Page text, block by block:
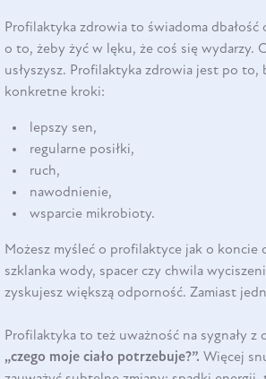
Profilaktyka zdrowia to świadoma
o to, żeby żyć w lęku, że coś się wydarzy.
usłyszysz. Profilaktyka zdrowia jest po to,
konkretne kroki:
lepszy sen,
regularne posiłki,
ruch,
nawodnienie,
wsparcie mikrobioty.
Możesz myśleć o profilaktyce jak o koncie
szklanka wody, spacer czy chwila
zyskujesz większą odporność. Zamiast
Profilaktyka to też uważność na sygnały z
„czego moje ciało potrzebuje?”. Więcej